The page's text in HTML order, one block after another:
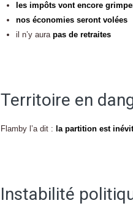
les impôts vont encore
nos économies seront volées
il n’y aura pas de retraites
Territoire en
Flamby l’a dit : la partition est
Instabilité